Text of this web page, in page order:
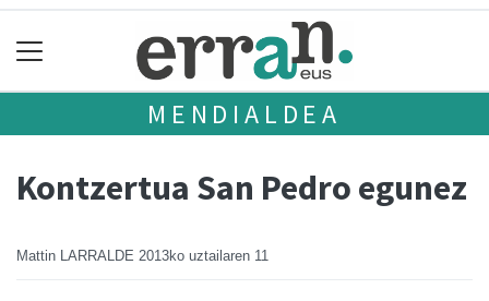
MENDIALDEA
Kontzertua San Pedro egunez
Mattin LARRALDE 2013ko uztailaren 11